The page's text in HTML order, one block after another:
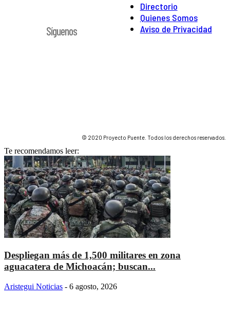
Directorio
Quienes Somos
Aviso de Privacidad
Síguenos
© 2020 Proyecto Puente. Todos los derechos reservados.
Te recomendamos leer:
Despliegan más de 1,500 militares en zona
aguacatera de Michoacán; buscan...
Aristegui Noticias - 6 agosto, 2026